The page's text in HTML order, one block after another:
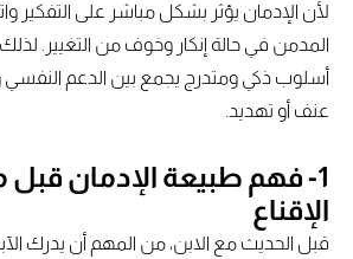
لأن الإدمان يؤثر بشكل مباشر على التفكير
المدمن في حالة إنكار وخوف من التغيير. لذلك،
أسلوب ذكي ومتدرج يجمع بين الدعم النفسي
عنف أو تهديد.
1- فهم طبيعة الإدمان قبل
الإقناع
قبل الحديث مع الابن، من المهم أن يدرك